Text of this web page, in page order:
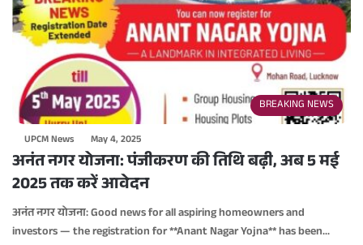
BREAKING NEWS
UPCM News May 4, 2025
अनंत नगर योजना: पंजीकरण की तिथि बढ़ी, अब 5 मई
2025 तक करें आवेदन
अनंत नगर योजना: Good news for all aspiring homeowners and
investors — the registration for **Anant Nagar Yojna** has been…